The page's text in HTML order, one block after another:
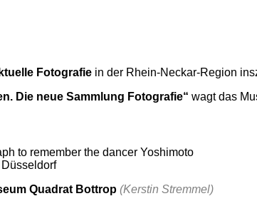
Fotografie in der Rhein-Neckar-Region
Die neue Sammlung Fotografie“ wagt das
to remember the dancer Yoshimoto
Quadrat Bottrop (Kerstin Stremmel)